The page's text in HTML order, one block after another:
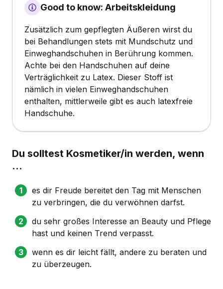
Good to know: Arbeitskleidung
Zusätzlich zum gepflegten Äußeren wirst du
bei Behandlungen stets mit Mundschutz und
Einweghandschuhen in Berührung kommen.
Achte bei den Handschuhen auf deine
Verträglichkeit zu Latex. Dieser Stoff ist
nämlich in vielen Einweghandschuhen
enthalten, mittlerweile gibt es auch latexfreie
Handschuhe.
Du solltest Kosmetiker/in werden, wenn
…
es dir Freude bereitet den Tag mit Menschen
zu verbringen, die du verwöhnen darfst.
du sehr großes Interesse an Beauty und Pflege
hast und keinen Trend verpasst.
wenn es dir leicht fällt, andere zu beraten und
zu überzeugen.